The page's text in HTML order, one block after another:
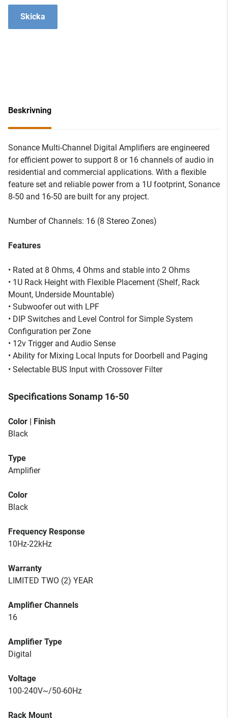
Skicka
Beskrivning
Sonance Multi-Channel Digital Amplifiers are engineered
for efficient power to support 8 or 16 channels of audio in
residential and commercial applications. With a flexible
feature set and reliable power from a 1U footprint, Sonance
8-50 and 16-50 are built for any project.
Number of Channels: 16 (8 Stereo Zones)
Features
• Rated at 8 Ohms, 4 Ohms and stable into 2 Ohms
• 1U Rack Height with Flexible Placement (Shelf, Rack
Mount, Underside Mountable)
• Subwoofer out with LPF
• DIP Switches and Level Control for Simple System
Configuration per Zone
• 12v Trigger and Audio Sense
• Ability for Mixing Local Inputs for Doorbell and Paging
• Selectable BUS Input with Crossover Filter
Specifications Sonamp 16-50
Color | Finish
Black
Type
Amplifier
Color
Black
Frequency Response
10Hz-22kHz
Warranty
LIMITED TWO (2) YEAR
Amplifier Channels
16
Amplifier Type
Digital
Voltage
100-240V~/50-60Hz
Rack Mount